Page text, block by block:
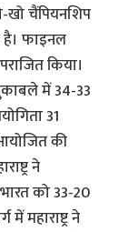
चैंपियनशिप
है। फाइनल
किया।
में 34-33
31
की
ने
को 33-20
महाराष्ट्र ने